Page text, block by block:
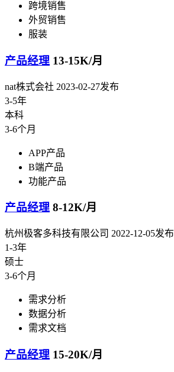
跨境销售
外贸销售
服装
产品经理 13-15K/月
nat株式会社 2023-02-27发布
3-5年
本科
3-6个月
APP产品
B端产品
功能产品
产品经理 8-12K/月
杭州极客多科技有限公司 2022-12-05发布
1-3年
硕士
3-6个月
需求分析
数据分析
需求文档
产品经理 15-20K/月